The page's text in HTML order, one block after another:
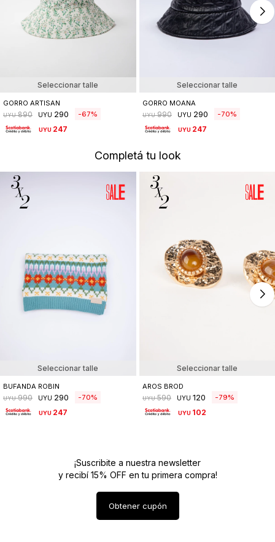
Seleccionar talle
GORRO ARTISAN
UYU 890 UYU 290 67
UYU 247
Seleccionar talle
GORRO MOANA
UYU 990 UYU 290 70
UYU 247
Completá tu look
Seleccionar talle
BUFANDA ROBIN
UYU 990 UYU 290 70
UYU 247
Seleccionar talle
AROS BROD
UYU 590 UYU 120 79
UYU 102
¡Suscribite a nuestra newsletter
y recibí 15% OFF en tu primera compra!
Obtener cupón